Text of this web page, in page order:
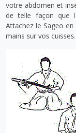
votre abdomen et
de telle façon que
Attachez le Sageo
mains sur vos cuisses.